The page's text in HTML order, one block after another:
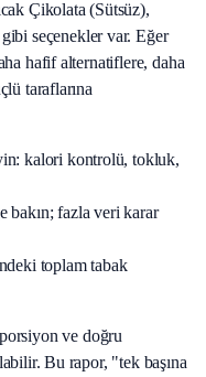
Çikolata (Sütsüz),
seçenekler var. Eğer
hafif alternatiflere, daha
taraflarına
kalori kontrolü, tokluk,
bakın; fazla veri karar
toplam tabak
ve doğru
Bu rapor, "tek başına